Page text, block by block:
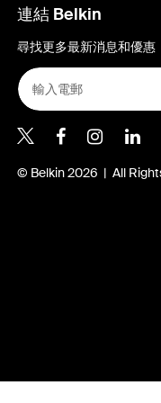
連結 Belkin
尋找更多最新消息和優惠
Belkin
Belkin
© Belkin 2026 | All